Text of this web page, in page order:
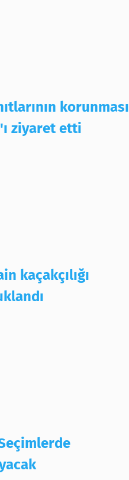
korunması
ziyaret etti
kaçakçılığı